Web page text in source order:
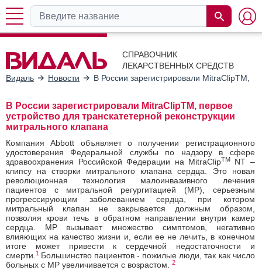
СПРАВОЧНИК
ЛЕКАРСТВЕННЫХ СРЕДСТВ
Видаль
Новости В России зарегистрировали MitraClipTM,
В России зарегистрировали MitraClipTM, первое
устройство для транскатетерной реконструкции
митрального клапана
Компания Abbott объявляет о получении регистрационного
удостоверения Федеральной службы по надзору в сфере
здравоохранения Российской Федерации на MitraClipTM
NT –
клипсу на створки митрального клапана сердца. Это новая
революционная технология малоинвазивного лечения
пациентов с митральной регургитацией (МР), серьезным
прогрессирующим заболеванием сердца, при котором
митральный клапан не закрывается должным образом,
позволяя крови течь в обратном направлении внутри камер
сердца. МР вызывает множество симптомов, негативно
влияющих на качество жизни и, если ее не лечить, в конечном
итоге может привести к сердечной недостаточности и
смерти. 1 Большинство пациентов - пожилые люди, так как число
больных с МР увеличивается с возрастом.
2